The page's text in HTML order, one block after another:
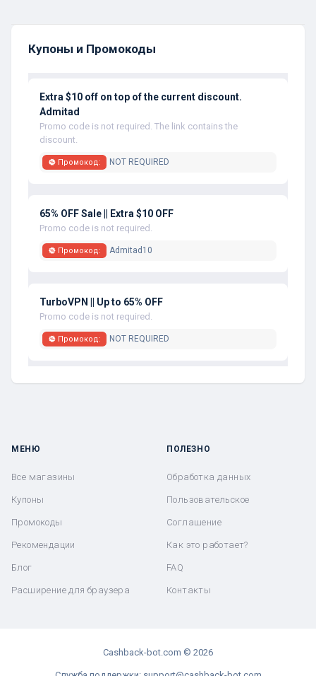
Купоны и Промокоды
Extra $10 off on top of the current discount.
Admitad
Promo code is not required. The link contains the
discount.
Промокод: NOT REQUIRED
65% OFF Sale || Extra $10 OFF
Promo code is not required.
Промокод: Admitad10
TurboVPN || Up to 65% OFF
Promo code is not required.
Промокод: NOT REQUIRED
МЕНЮ
Все магазины
Купоны
Промокоды
Рекомендации
Блог
Расширение для браузера
ПОЛЕЗНО
Обработка данных
Пользовательское
Соглашение
Как это работает?
FAQ
Контакты
Cashback-bot.com © 2026